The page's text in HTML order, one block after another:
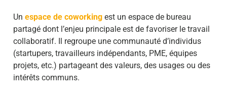
Un espace de coworking est un espace de bureau
partagé dont l’enjeu principale est de favoriser le travail
collaboratif. Il regroupe une communauté d’individus
(startupers, travailleurs indépendants, PME, équipes
projets, etc.) partageant des valeurs, des usages ou des
intérêts communs.